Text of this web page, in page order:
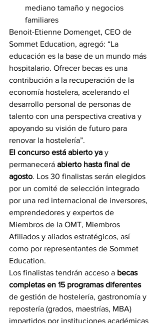
mediano tamaño y negocios
familiares
Benoit-Etienne Domenget, CEO de
Sommet Education, agregó: “La
educación es la base de un mundo más
hospitalario. Ofrecer becas es una
contribución a la recuperación de la
economía hostelera, acelerando el
desarrollo personal de personas de
talento con una perspectiva creativa y
apoyando su visión de futuro para
renovar la hostelería”.
El concurso está abierto ya y
permanecerá abierto hasta final de
agosto. Los 30 finalistas serán elegidos
por un comité de selección integrado
por una red internacional de inversores,
emprendedores y expertos de
Miembros de la OMT, Miembros
Afiliados y aliados estratégicos, así
como por representantes de Sommet
Education.
Los finalistas tendrán acceso a becas
completas en 15 programas diferentes
de gestión de hostelería, gastronomía y
repostería (grados, maestrías, MBA)
impartidos por instituciones académicas